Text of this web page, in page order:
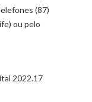
(87)
ou pelo
2022.17